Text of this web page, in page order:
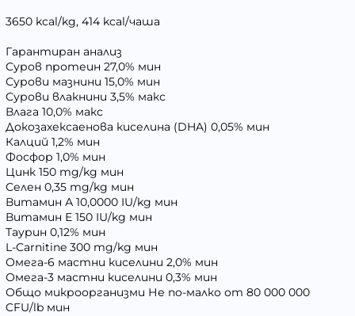
3650 kcal/kg, 414 kcal/чаша
Гарантиран анализ
Суров протеин 27,0% мин
Сурови мазнини 15,0% мин
Сурови влакнини 3,5% макс
Влага 10,0% макс
Докозахексаенова киселина (DHA) 0,05% мин
Калций 1,2% мин
Фосфор 1,0% мин
Цинк 150 mg/kg мин
Селен 0,35 mg/kg мин
Витамин А 10,0000 IU/kg мин
Витамин Е 150 IU/kg мин
Таурин 0,12% мин
L-Carnitine 300 mg/kg мин
Омега-6 мастни киселини 2,0% мин
Омега-3 мастни киселини 0,3% мин
Общо микроорганизми Не по-малко от 80 000 000
CFU/lb мин